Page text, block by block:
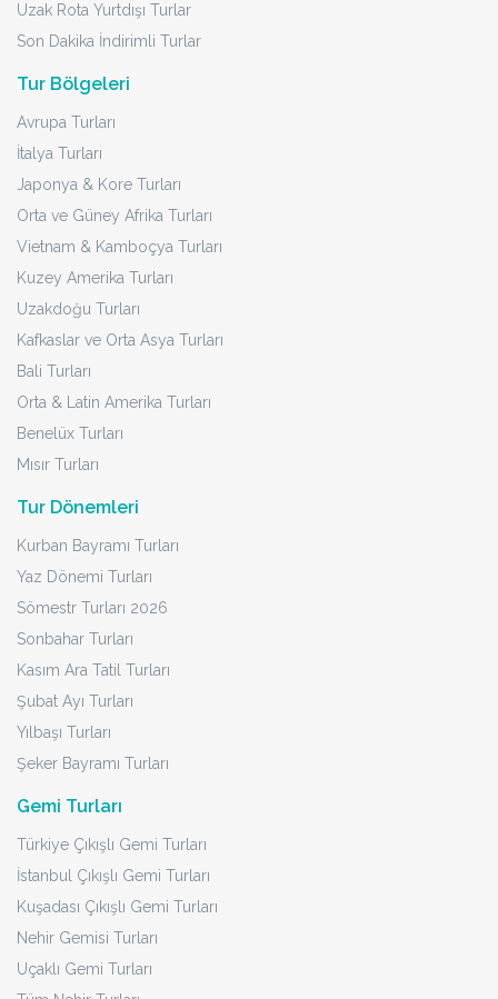
Uzak Rota Yurtdışı Turlar
Son Dakika İndirimli Turlar
Tur Bölgeleri
Avrupa Turları
İtalya Turları
Japonya & Kore Turları
Orta ve Güney Afrika Turları
Vietnam & Kamboçya Turları
Kuzey Amerika Turları
Uzakdoğu Turları
Kafkaslar ve Orta Asya Turları
Bali Turları
Orta & Latin Amerika Turları
Benelüx Turları
Mısır Turları
Tur Dönemleri
Kurban Bayramı Turları
Yaz Dönemi Turları
Sömestr Turları 2026
Sonbahar Turları
Kasım Ara Tatil Turları
Şubat Ayı Turları
Yılbaşı Turları
Şeker Bayramı Turları
Gemi Turları
Türkiye Çıkışlı Gemi Turları
İstanbul Çıkışlı Gemi Turları
Kuşadası Çıkışlı Gemi Turları
Nehir Gemisi Turları
Uçaklı Gemi Turları